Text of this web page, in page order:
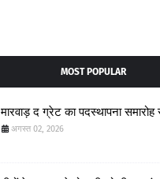
MOST POPULAR
मारवाड़ द ग्रेट का पदस्थापना
अगस्त 02, 2026